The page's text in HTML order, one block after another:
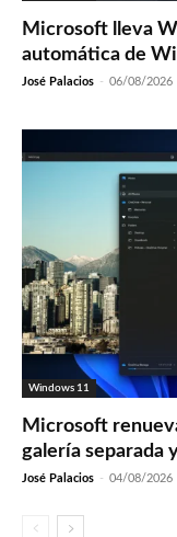
Microsoft lleva
automática de
José Palacios - 06/08/2026
Windows 11
Microsoft
galería separada
José Palacios - 04/08/2026